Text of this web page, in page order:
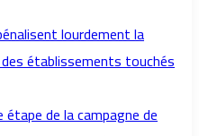
lourdement la
établissements touchés